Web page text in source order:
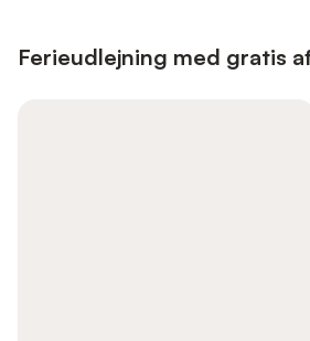
Ferieudlejning med gratis